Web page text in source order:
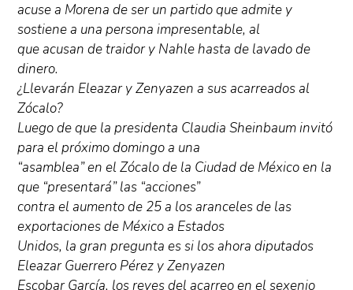
acuse a Morena de ser un partido que admite y
sostiene a una persona impresentable, al
que acusan de traidor y Nahle hasta de lavado de
dinero.
¿Llevarán Eleazar y Zenyazen a sus acarreados al
Zócalo?
Luego de que la presidenta Claudia Sheinbaum invitó
para el próximo domingo a una
“asamblea” en el Zócalo de la Ciudad de México en la
que “presentará” las “acciones”
contra el aumento de 25 a los aranceles de las
exportaciones de México a Estados
Unidos, la gran pregunta es si los ahora diputados
Eleazar Guerrero Pérez y Zenyazen
Escobar García, los reyes del acarreo en el sexenio